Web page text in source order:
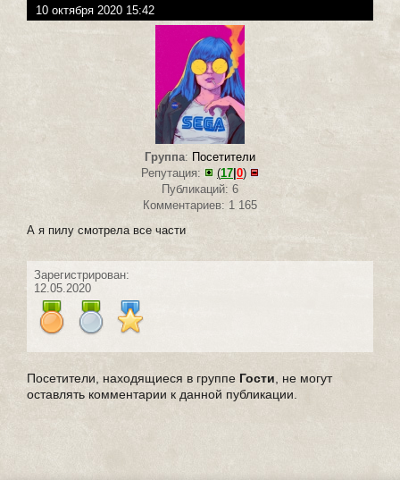
10 октября 2020 15:42
Группа: Посетители
Репутация:
(17 0)
Публикаций: 6
Комментариев: 1 165
А я пилу смотрела все части
Зарегистрирован:
12.05.2020
Посетители, находящиеся в группе Гости , не могут
оставлять комментарии к данной публикации.